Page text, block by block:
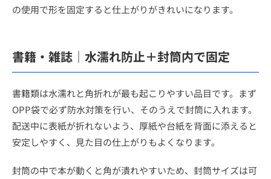
の使用で形を固定すると仕上がりがきれいになります。
書籍・雑誌｜水濡れ防止＋封筒内で固定
書籍類は水濡れと角折れが最も起こりやすい品目です。まず
OPP袋で必ず防水対策を行い、そのうえで封筒に入れます。
配送中に表紙が折れないよう、厚紙や台紙を背面に添えると
安定しやすく、見た目の仕上がりもよくなります。
封筒の中で本が動くと角が潰れやすいため、封筒サイズは可